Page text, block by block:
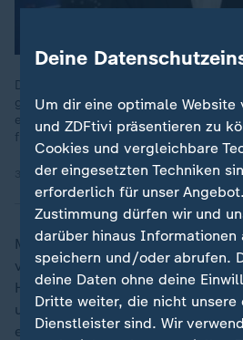
Die Abhängigkeit der bisherigen
groß, sagt Südostasien-
erschwere den politischen Umgang
für Deutschland.
30.05.2026 | 12:14 min
Militärisch spürten die USA eine
vor allem im Indopazifik, also der
Hier baue der Rivale seine
und sei bemüht, die maritime
erlangen.
Deine
Um dir eine optimale Website
und ZDFtivi präsentieren zu
Cookies und vergleichbare
der eingesetzten Techniken
erforderlich für unser
Zustimmung dürfen wir und
darüber hinaus Informationen
speichern und/oder abrufen.
deine Daten ohne deine
Dritte weiter, die nicht unsere
Dienstleister sind. Wir